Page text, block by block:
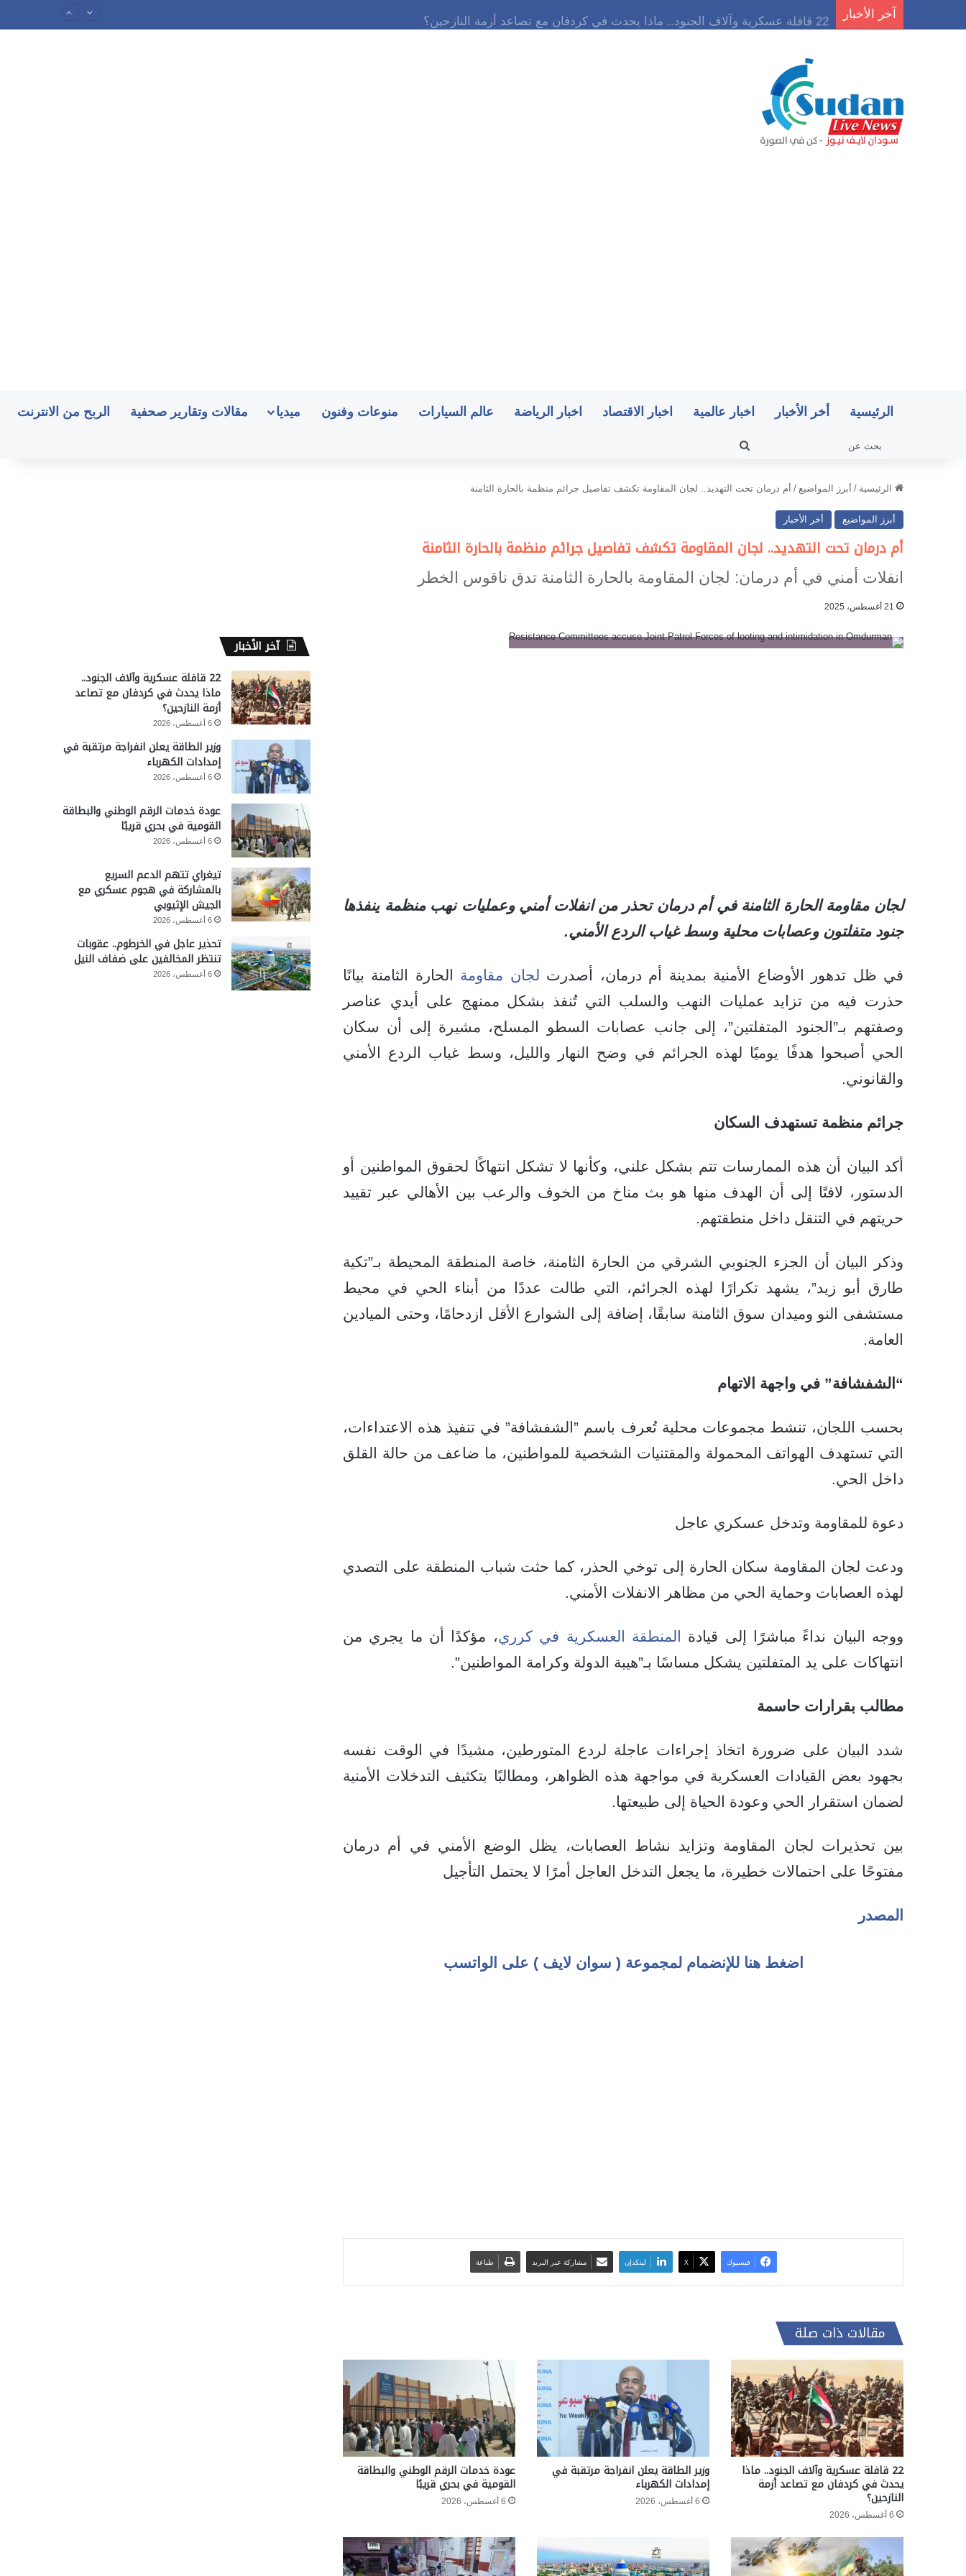
آخر الأخبار 22 قافلة عسكرية وآلاف الجنود.. ماذا يحدث في كردفان مع تصاعد أزمة النازحين؟
الرئيسية أخر الأخبار اخبار عالمية اخبار الاقتصاد اخبار الرياضة عالم السيارات منوعات وفنون ميديا مقالات وتقارير صحفية الربح من الانترنت
الرئيسية / أبرز المواضيع / أم درمان تحت التهديد.. لجان المقاومة تكشف تفاصيل جرائم منظمة بالحارة الثامنة
أبرز المواضيع أخر الأخبار
أم درمان تحت التهديد.. لجان المقاومة تكشف تفاصيل جرائم منظمة بالحارة الثامنة
انفلات أمني في أم درمان: لجان المقاومة بالحارة الثامنة تدق ناقوس الخطر
21 أغسطس، 2025
لجان مقاومة الحارة الثامنة في أم درمان تحذر من انفلات أمني وعمليات نهب منظمة ينفذها
جنود متفلتون وعصابات محلية وسط غياب الردع الأمني.
في ظل تدهور الأوضاع الأمنية بمدينة أم درمان، أصدرت لجان مقاومة الحارة الثامنة بيانًا
حذرت فيه من تزايد عمليات النهب والسلب التي تُنفذ بشكل ممنهج على أيدي عناصر
وصفتهم بـ”الجنود المتفلتين”، إلى جانب عصابات السطو المسلح، مشيرة إلى أن سكان
الحي أصبحوا هدفًا يوميًا لهذه الجرائم في وضح النهار والليل، وسط غياب الردع الأمني
والقانوني.
جرائم منظمة تستهدف السكان
أكد البيان أن هذه الممارسات تتم بشكل علني، وكأنها لا تشكل انتهاكًا لحقوق المواطنين أو
الدستور، لافتًا إلى أن الهدف منها هو بث مناخ من الخوف والرعب بين الأهالي عبر تقييد
حريتهم في التنقل داخل منطقتهم.
وذكر البيان أن الجزء الجنوبي الشرقي من الحارة الثامنة، خاصة المنطقة المحيطة بـ”تكية
طارق أبو زيد”، يشهد تكرارًا لهذه الجرائم، التي طالت عددًا من أبناء الحي في محيط
مستشفى النو وميدان سوق الثامنة سابقًا، إضافة إلى الشوارع الأقل ازدحامًا، وحتى الميادين
العامة.
“الشفشافة” في واجهة الاتهام
بحسب اللجان، تنشط مجموعات محلية تُعرف باسم ”الشفشافة” في تنفيذ هذه الاعتداءات،
التي تستهدف الهواتف المحمولة والمقتنيات الشخصية للمواطنين، ما ضاعف من حالة القلق
داخل الحي.
دعوة للمقاومة وتدخل عسكري عاجل
ودعت لجان المقاومة سكان الحارة إلى توخي الحذر، كما حثت شباب المنطقة على التصدي
لهذه العصابات وحماية الحي من مظاهر الانفلات الأمني.
ووجه البيان نداءً مباشرًا إلى قيادة المنطقة العسكرية في كرري، مؤكدًا أن ما يجري من
انتهاكات على يد المتفلتين يشكل مساسًا بـ”هيبة الدولة وكرامة المواطنين”.
مطالب بقرارات حاسمة
شدد البيان على ضرورة اتخاذ إجراءات عاجلة لردع المتورطين، مشيدًا في الوقت نفسه
بجهود بعض القيادات العسكرية في مواجهة هذه الظواهر، ومطالبًا بتكثيف التدخلات الأمنية
لضمان استقرار الحي وعودة الحياة إلى طبيعتها.
بين تحذيرات لجان المقاومة وتزايد نشاط العصابات، يظل الوضع الأمني في أم درمان
مفتوحًا على احتمالات خطيرة، ما يجعل التدخل العاجل أمرًا لا يحتمل التأجيل
المصدر
اضغط هنا للإنضمام لمجموعة ( سوان لايف ) على الواتسب
فيسبوك ‫X لينكدإن مشاركة عبر البريد طباعة
مقالات ذات صلة
22 قافلة عسكرية وآلاف الجنود.. ماذا
يحدث في كردفان مع تصاعد أزمة
النازحين؟
6 أغسطس، 2026
وزير الطاقة يعلن انفراجة مرتقبة في
إمدادات الكهرباء
6 أغسطس، 2026
عودة خدمات الرقم الوطني والبطاقة
القومية في بحري قريبًا
6 أغسطس، 2026
آخر الأخبار
22 قافلة عسكرية وآلاف الجنود..
ماذا يحدث في كردفان مع تصاعد
أزمة النازحين؟
6 أغسطس، 2026
وزير الطاقة يعلن انفراجة مرتقبة في
إمدادات الكهرباء
6 أغسطس، 2026
عودة خدمات الرقم الوطني والبطاقة
القومية في بحري قريبًا
6 أغسطس، 2026
تيغراي تتهم الدعم السريع
بالمشاركة في هجوم عسكري مع
الجيش الإثيوبي
6 أغسطس، 2026
تحذير عاجل في الخرطوم.. عقوبات
تنتظر المخالفين على ضفاف النيل
6 أغسطس، 2026